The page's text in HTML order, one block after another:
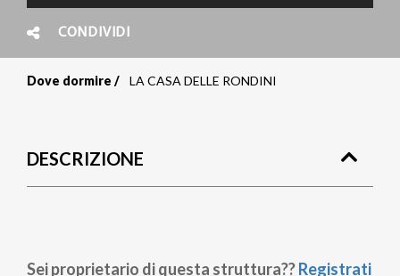
CONDIVIDI
pane
Dove dormire LA CASA DELLE RONDINI
DESCRIZIONE
Sei proprietario di questa struttura??Registrati